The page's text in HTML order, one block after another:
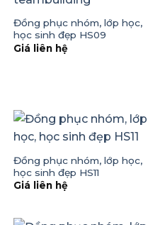
Đồng phục nhóm, lớp học,
học sinh đẹp HS09
Giá liên hệ
Đồng phục nhóm, lớp học,
học sinh đẹp HS11
Giá liên hệ